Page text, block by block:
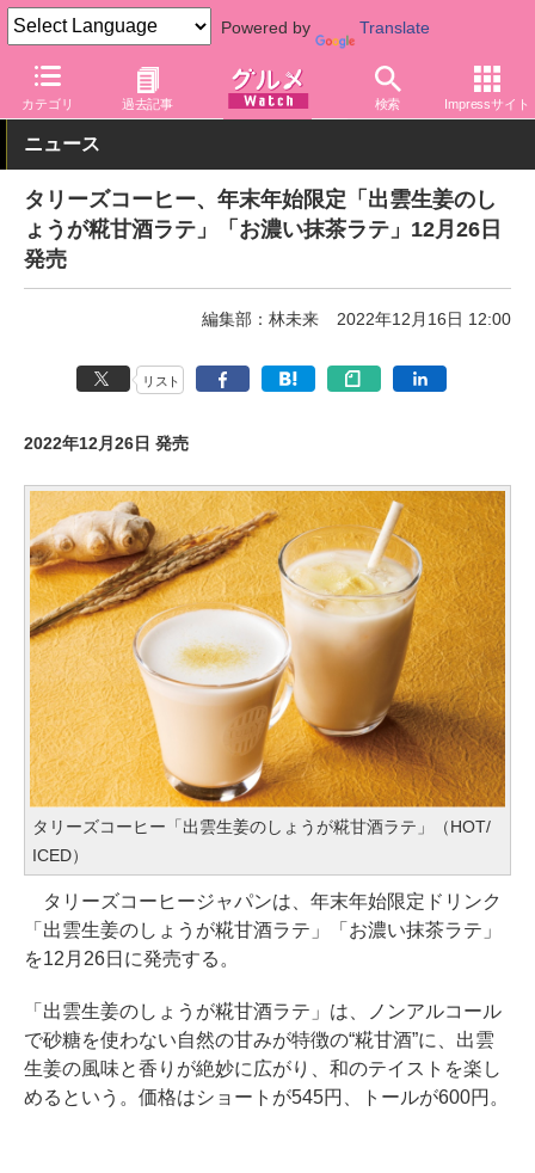
Powered by Translate
カテゴリ 過去記事 検索 Impressサイト
グルメ Watch 店舗 カフェ タリーズ
ニュース
タリーズコーヒー、年末年始限定「出雲生姜のし
ょうが糀甘酒ラテ」「お濃い抹茶ラテ」12月26日
発売
編集部：林未来 2022年12月16日 12:00
リスト
2022年12月26日 発売
タリーズコーヒー「出雲生姜のしょうが糀甘酒ラテ」（HOT/
ICED）
タリーズコーヒージャパンは、年末年始限定ドリンク
「出雲生姜のしょうが糀甘酒ラテ」「お濃い抹茶ラテ」
を12月26日に発売する。
「出雲生姜のしょうが糀甘酒ラテ」は、ノンアルコール
で砂糖を使わない自然の甘みが特徴の“糀甘酒”に、出雲
生姜の風味と香りが絶妙に広がり、和のテイストを楽し
めるという。価格はショートが545円、トールが600円。